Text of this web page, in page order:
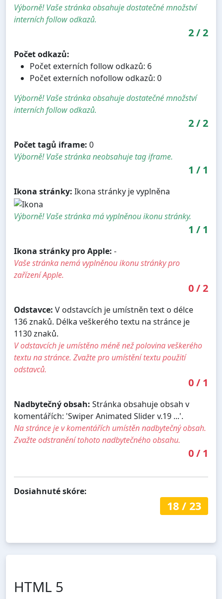
Výborně! Vaše stránka obsahuje dostatečné množství
interních follow odkazů.
2/2
Počet odkazů:
Počet externích follow odkazů: 6
Počet externích nofollow odkazů: 0
Výborně! Vaše stránka obsahuje dostatečné množství
interních follow odkazů.
2/2
Počet tagů iframe: 0
Výborně! Vaše stránka neobsahuje tag iframe.
1 / 1
Ikona stránky: Ikona stránky je vyplněna
Výborně! Vaše stránka má vyplněnou ikonu stránky.
1 / 1
Ikona stránky pro Apple: -
Vaše stránka nemá vyplněnou ikonu stránky pro
zařízení Apple.
0/2
Odstavce: V odstavcích je umístněn text o délce
136 znaků. Délka veškerého textu na stránce je
1130 znaků.
V odstavcích je umístěno méně než polovina veškerého
textu na stránce. Zvažte pro umístění textu použití
odstavců.
0/ 1
Nadbytečný obsah: Stránka obsahuje obsah v
komentářích: 'Swiper Animated Slider v.19 ...'.
Na stránce je v komentářích umístěn nadbytečný obsah.
Zvažte odstranění tohoto nadbytečného obsahu.
0/ 1
Dosiahnuté skóre:
18/ 23
HTML 5